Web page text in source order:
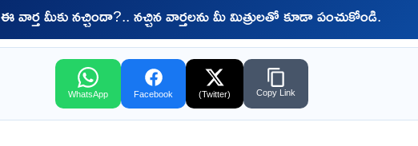
ఈ వార్త మీకు నచ్చిందా?.. నచ్చిన వార్తలను మీ మిత్రులతో కూడా పంచుకోండి.
WhatsApp Facebook (Twitter) Copy Link